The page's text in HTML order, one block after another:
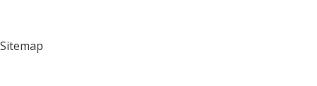
Sitemap